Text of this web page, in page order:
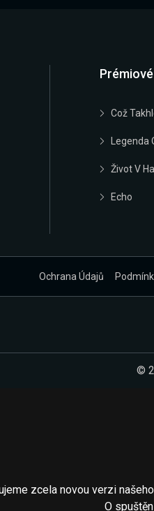
Což
Legenda
Život V
Echo
Ochrana Údajů
©
zcela novou verzi
O